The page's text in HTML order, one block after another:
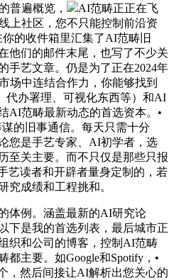
普遍概览，
AI范畴正正在飞
上社区，您不只能控制前沿资
你的收件箱里汇集了AI范畴旧
他们的邮件末尾，也写了不少关
手艺文章。仍是为了正在2024年
场中连结合作力，你能够找到
代办署理、可视化东西等）和AI
AI范畴最新动态的首选资本。•
谋的旧事通信。每天只需十分
您是手艺专家、AI初学者，选
至关主要。而不只仅是那些只报
艺读者和开辟者量身定制的，若
究成绩和工程挑和。
例。涵盖最新的AI研究论
下是我的首选列表，最后城市正
织和公司的博客，控制AI范畴
都主要。如Google和Spotify，•
，然后间接让AI解析出您关心的